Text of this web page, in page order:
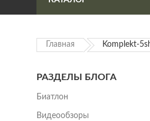
Главная Komplekt-
РАЗДЕЛЫ БЛОГА
Биатлон
Видеообзоры